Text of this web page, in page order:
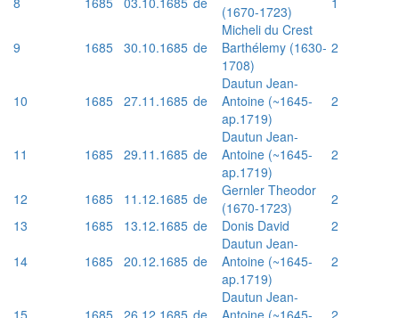
(1670-1723)
9 1685 30.10.1685 de
Micheli du Crest
Barthélemy (1630-
1708)
2
10 1685 27.11.1685 de
Dautun Jean-
Antoine (~1645-
ap.1719)
2
11 1685 29.11.1685 de
Dautun Jean-
Antoine (~1645-
ap.1719)
2
12 1685 11.12.1685 de
Gernler Theodor
(1670-1723)
2
13
1685 13.12.1685 de Donis David
2
14
1685 20.12.1685 de
Dautun Jean-
Antoine (~1645-
ap.1719)
2
15 1685 26.12.1685 de
Dautun Jean-
Antoine (~1645-
2